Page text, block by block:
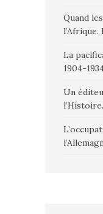
Quand
l’Afrique.
La
1904-
Un